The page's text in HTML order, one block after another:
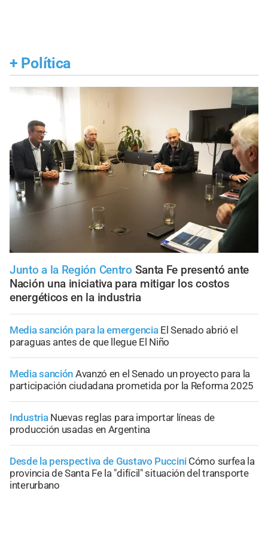
+ Política
Junto a la Región Centro Santa Fe presentó ante
Nación una iniciativa para mitigar los costos
energéticos en la industria
Media sanción para la emergencia El Senado abrió el
paraguas antes de que llegue El Niño
Media sanción Avanzó en el Senado un proyecto para la
participación ciudadana prometida por la Reforma 2025
Industria Nuevas reglas para importar líneas de
producción usadas en Argentina
Desde la perspectiva de Gustavo Puccini Cómo surfea la
provincia de Santa Fe la "difícil" situación del transporte
interurbano